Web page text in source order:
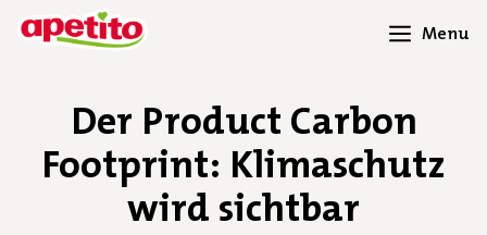
Menu
Der Product Carbon
Footprint: Klimaschutz
wird sichtbar